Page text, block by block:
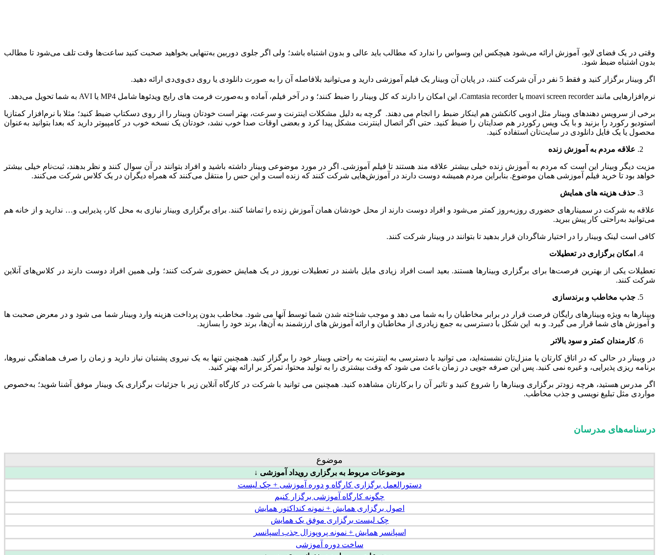
وقتی در یک فضای لایو، آموزش ارائه می‌شود هیچکس این وسواس را ندارد که مطالب باید عالی و بدون اشتباه باشد؛ ولی اگر جلوی دوربین به‌تنهایی بخواهید صحبت کنید ساعت‌ها وقت تلف می‌شود تا مطالب
بدون اشتباه ضبط شود.
اگر وبینار برگزار کنید و فقط 5 نفر در آن شرکت کنند، در پایان آن وبینار یک فیلم‌ آموزشی دارید و می‌توانید بلافاصله آن را به صورت دانلودی یا روی دی‌وی‌دی ارائه دهید.
نرم‌افزارهایی مانند moavi screen recorder یا Camtasia recorder، این امکان را دارند که کل وبینار را ضبط کنند؛ و در آخر فیلم، آماده و به‌صورت فرمت های رایج ویدئوها شامل MP4 یا AVI به شما تحویل می‌دهد.
برخی از سرویس دهندهای وبینار مثل ادوبی کانکشن هم اینکار ضبط را انجام می دهند. گرچه به دلیل مشکلات اینترنت و سرعت، بهتر است خودتان وبینار را از روی دسکتاپ ضبط کنید؛ مثلا با نرم‌افزار کمتازیا
استودیو رکورد را بزنید و با یک ویس رکوردر هم صدایتان را ضبط کنید. حتی اگر اتصال اینترنت مشکل پیدا کرد و بعضی اوقات صدا خوب نشد، خودتان یک نسخه خوب در کامپیوتر دارید که بعدا بتوانید به‌عنوان
محصول یا یک فایل دانلودی در سایت‌تان استفاده کنید.
علاقه مردم به آموزش زنده
مزیت دیگر وبینار این است که مردم به آموزش زنده خیلی بیشتر علاقه مند هستند تا فیلم آموزشی. اگر در مورد موضوعی وبینار داشته باشید و افراد بتوانند در آن سوال کنند و نظر بدهند، ثبت‌نام خیلی بیشتر
خواهد بود تا خرید فیلم آموزشی همان موضوع. بنابراین مردم همیشه دوست دارند در آموزش‌هایی شرکت کنند که زنده است و این حس را منتقل می‌کنند که همراه دیگران در یک کلاس شرکت می‌کنند.
حذف هزینه های همایش
علاقه به شرکت در سمینارهای حضوری روزبه‌روز کمتر می‌شود و افراد دوست دارند از محل خودشان همان آموزش زنده را تماشا کنند. برای برگزاری وبینار نیازی به محل کار، پذیرایی و… ندارید و از خانه هم
می‌توانید به‌راحتی کار پیش ببرید.
کافی است لینک وبینار را در اختیار شاگردان قرار بدهید تا بتوانند در وبینار شرکت کنند.
امکان برگزاری در تعطیلات
تعطیلات یکی از بهترین فرصت‌ها برای برگزاری وبینارها هستند. بعید است افراد زیادی مایل باشند در تعطیلات نوروز در یک همایش حضوری شرکت کنند؛ ولی همین افراد دوست دارند در کلاس‌های آنلاین
شرکت کنند.
جذب مخاطب و برندسازی
وبینارها به ویژه وبینارهای رایگان فرصت قرار در برابر مخاطبان را به شما می دهد و موجب شناخته شدن شما توسط آنها می شود. مخاطب بدون پرداخت هزینه وارد وبینار شما می شود و در معرض صحبت ها
و آموزش های شما قرار می گیرد. و به این شکل با دسترسی به جمع زیادری از مخاطبان و ارائه آموزش های ارزشمند به آن‌ها، برند خود را بسازید.
کارمندان کمتر و سود بالاتر
در وبینار در حالی که در اتاق کارتان یا منزل‌تان نشسته‌اید، می توانید با دسترسی به اینترنت به راحتی وبینار خود را برگزار کنید. همچنین تنها به یک نیروی پشتبان نیاز دارید و زمان را صرف هماهنگی نیروها،
برنامه ریزی پذیرایی، و غیره نمی کنید. پس این صرفه جویی در زمان باعث می شود که وقت بیشتری را به تولید محتوا، تمرکز بر ارائه بهتر کنید.
اگر مدرس هستید، هرچه زودتر برگزاری وبینارها را شروع کنید و تاثیر آن را برکارتان مشاهده کنید. همچنین می توانید با شرکت در کارگاه آنلاین زیر با جزئیات برگزاری یک وبینار موفق آشنا شوید؛ به‌خصوص
مواردی مثل تبلیغ نویسی و جذب مخاطب.
درسنامه‌های مدرسان
موضوع
موضوعات مربوط به برگزاری رویداد آموزشی ↓
دستورالعمل برگزاری کارگاه و دوره آموزشی + چک لیست
چگونه کارگاه آموزشی برگزار کنیم
اصول برگزاری همایش + نمونه کنداکتور همایش
چک لیست برگزاری موفق یک همایش
اسپانسر همایش + نمونه پروپوزال جذب اسپانسر
ساخت دوره آموزشی